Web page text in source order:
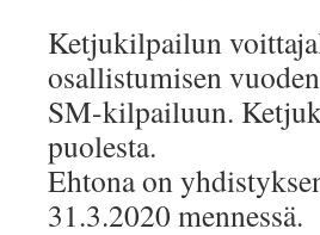
Ketjukilpailun
osallistumisen
SM-kilpailuun.
puolesta.
Ehtona on
31.3.2020 mennessä.